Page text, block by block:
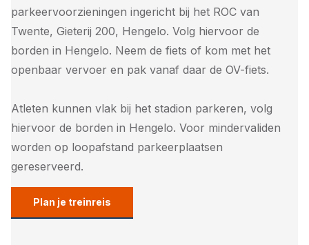
parkeervoorzieningen ingericht bij het ROC van
Twente, Gieterij 200, Hengelo. Volg hiervoor de
borden in Hengelo. Neem de fiets of kom met het
openbaar vervoer en pak vanaf daar de OV-fiets.
Atleten kunnen vlak bij het stadion parkeren, volg
hiervoor de borden in Hengelo. Voor mindervaliden
worden op loopafstand parkeerplaatsen
gereserveerd.
Plan je treinreis